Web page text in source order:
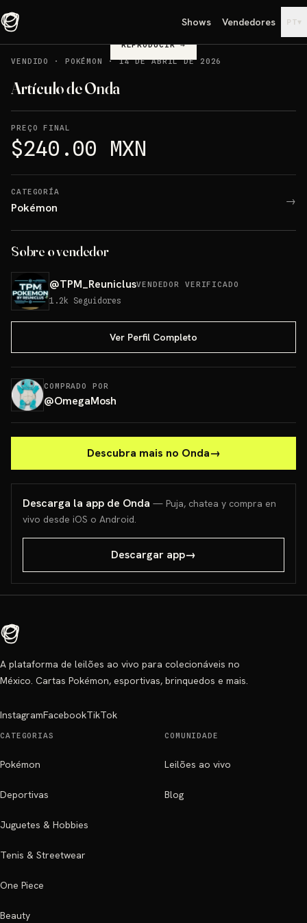
Shows Vendedores PT▾
REPRODUCIR→
VENDIDO
· POKÉMON ·14 DE ABRIL DE 2026
Artículo de Onda
PREÇO FINAL
$240.00 MXN
CATEGORÍA
Pokémon →
Sobre o vendedor
@TPM_ReuniclusVENDEDOR VERIFICADO
1.2k Seguidores
Ver Perfil Completo
COMPRADO POR
@OmegaMosh
Descubra mais no Onda→
Descarga la app de Onda — Puja, chatea y compra en
vivo desde iOS o Android.
Descargar app→
A plataforma de leilões ao vivo para colecionáveis no
México. Cartas Pokémon, esportivas, brinquedos e mais.
InstagramFacebookTikTok
CATEGORIAS
Pokémon
Deportivas
Juguetes & Hobbies
Tenis & Streetwear
One Piece
Beauty
COMUNIDADE
Leilões ao vivo
Blog